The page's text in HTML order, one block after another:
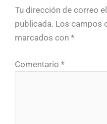
Tu dirección de correo
publicada. Los campos
marcados con *
Comentario *